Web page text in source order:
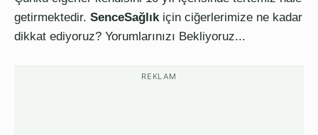
getirmektedir. SenceSağlıkiçin ciğerlerimize ne kadar
dikkat ediyoruz? Yorumlarınızı Bekliyoruz...
REKLAM